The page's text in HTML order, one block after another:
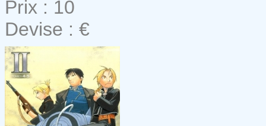
Prix : 10
Devise : €